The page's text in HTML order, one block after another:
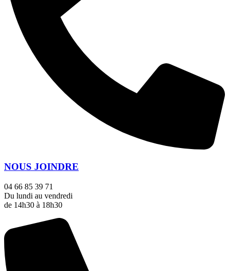
NOUS JOINDRE
04 66 85 39 71
Du lundi au vendredi
de 14h30 à 18h30